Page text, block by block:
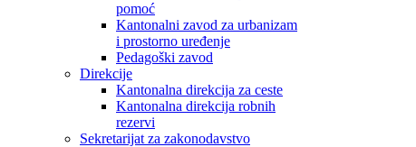
pomoć
Kantonalni zavod za urbanizam
i prostorno uređenje
Pedagoški zavod
Direkcije
Kantonalna direkcija za ceste
Kantonalna direkcija robnih
rezervi
Sekretarijat za zakonodavstvo